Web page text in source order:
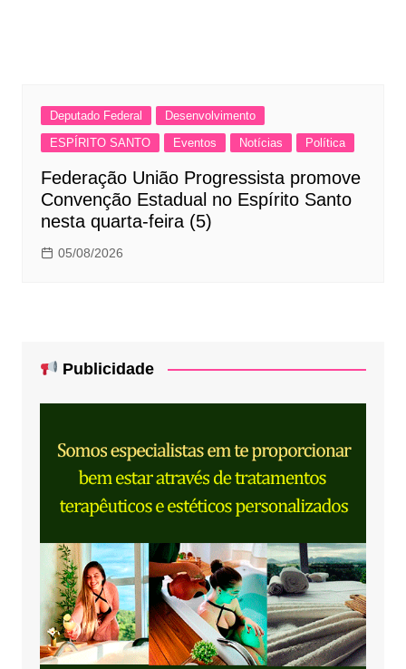
Deputado Federal
Desenvolvimento
ESPÍRITO SANTO
Eventos Notícias Política
Federação União Progressista promove
Convenção Estadual no Espírito Santo
nesta quarta-feira (5)
05/08/2026
Publicidade